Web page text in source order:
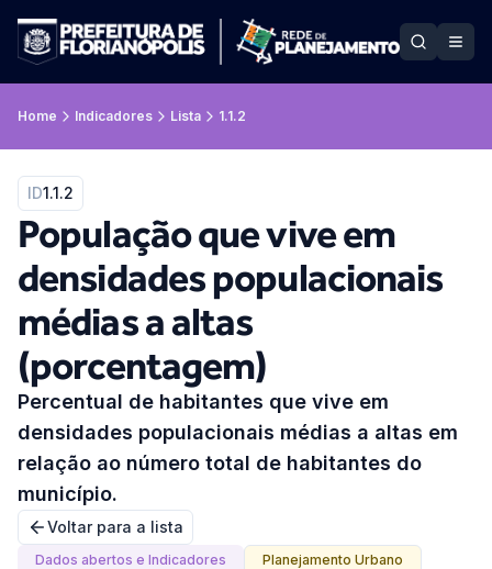
Home Indicadores Lista 1.1.2
ID1.1.2
População que vive em
densidades populacionais
médias a altas
(porcentagem)
Percentual de habitantes que vive em
densidades populacionais médias a altas em
relação ao número total de habitantes do
município.
Voltar para a lista
Dados abertos e Indicadores
Planejamento Urbano